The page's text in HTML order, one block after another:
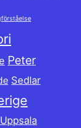
Peter
Sedlar
Uppsala